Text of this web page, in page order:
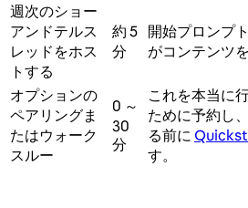
週次のショー
アンドテルス
レッドをホス
トする
約 5
分
開始プロンプ
がコンテンツ
オプションの
ペアリングま
たはウォーク
スルー
0 ～
30
分
これを本当に
ために予約し
る前に
す。